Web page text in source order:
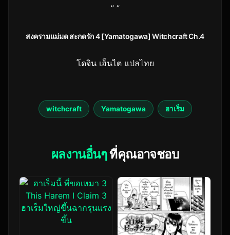
” ”
สงครามแม่มด สะกดรัก 4 [Yamatogawa] Witchcraft Ch.4
โดจิน เฮ็นไต แปลไทย
witchcraft Yamatogawa ฮาเร็ม
ผลงานอื่นๆที่คุณอาจชอบ